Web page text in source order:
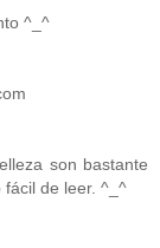
^_^
son bastante
de leer. ^_^